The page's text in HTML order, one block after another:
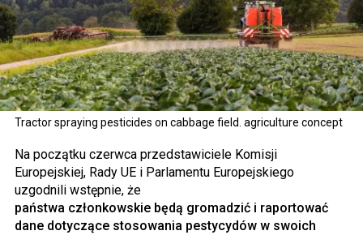
Tractor spraying pesticides on cabbage field. agriculture concept
Na początku czerwca przedstawiciele Komisji
Europejskiej, Rady UE i Parlamentu Europejskiego
uzgodnili wstępnie, że
państwa członkowskie będą gromadzić i raportować
dane dotyczące stosowania pestycydów w swoich